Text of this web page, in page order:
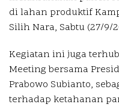
di lahan produktif
Silih Nara, Sabtu (27/9/
Kegiatan ini juga
Meeting bersama
Prabowo Subianto,
terhadap ketahanan